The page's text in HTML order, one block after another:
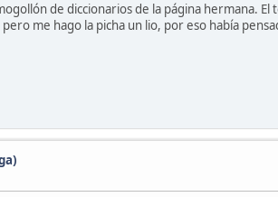
de diccionarios de la página hermana.
me hago la picha un lio, por eso había